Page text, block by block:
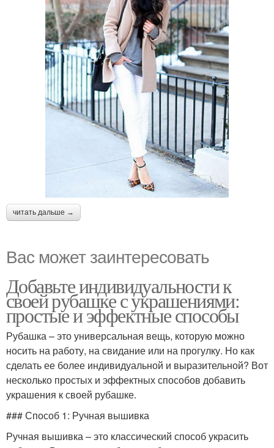
читать дальше →
Вас может заинтересовать
Добавьте индивидуальности к
своей рубашке с украшениями:
простые и эффектные способы
Рубашка – это универсальная вещь, которую можно
носить на работу, на свидание или на прогулку. Но как
сделать ее более индивидуальной и выразительной? Вот
несколько простых и эффектных способов добавить
украшения к своей рубашке.
### Способ 1: Ручная вышивка
Ручная вышивка – это классический способ украсить